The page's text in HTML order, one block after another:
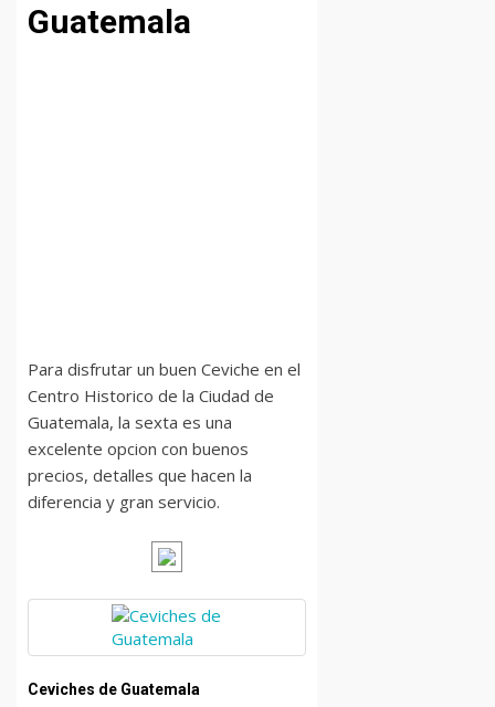
Guatemala
Para disfrutar un buen Ceviche en el
Centro Historico de la Ciudad de
Guatemala, la sexta es una
excelente opcion con buenos
precios, detalles que hacen la
diferencia y gran servicio.
Ceviches de Guatemala